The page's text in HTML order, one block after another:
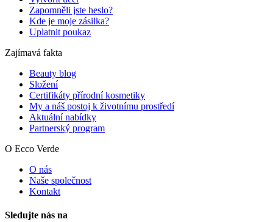
Zapomněli jste heslo?
Kde je moje zásilka?
Uplatnit poukaz
Zajímavá fakta
Beauty blog
Složení
Certifikáty přírodní kosmetiky
My a náš postoj k životnímu prostředí
Aktuální nabídky
Partnerský program
O Ecco Verde
O nás
Naše společnost
Kontakt
Sledujte nás na